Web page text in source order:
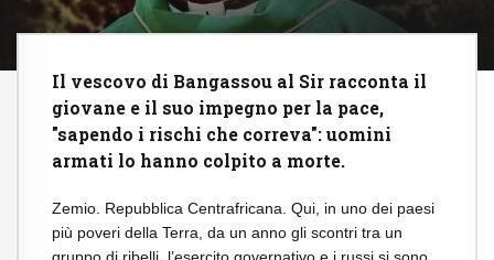
Il vescovo di Bangassou al Sir racconta il
giovane e il suo impegno per la pace,
"sapendo i rischi che correva": uomini
armati lo hanno colpito a morte.
Zemio. Repubblica Centrafricana. Qui, in uno dei paesi
più poveri della Terra, da un anno gli scontri tra un